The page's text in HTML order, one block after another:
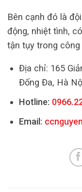
Bên cạnh đó là
động, nhiệt tình,
tận tụy trong công
Địa chỉ: 165
Đống Đa, Hà
Hotline:
Email: